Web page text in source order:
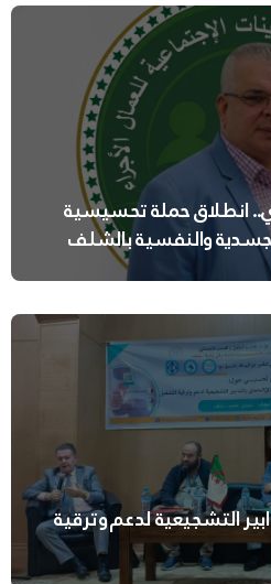
انطلاق حملة تحسيسية
والنفسية بالشلف
التشجيعية لدعم وترقية